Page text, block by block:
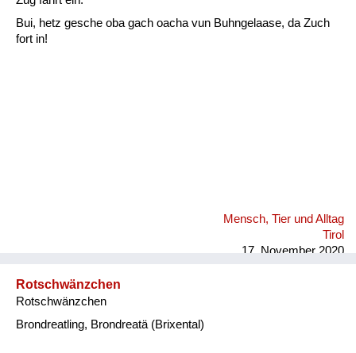
Bui, hetz gesche oba gach oacha vun Buhngelaase, da Zuch
fort in!
Mensch, Tier und Alltag
Tirol
17. November 2020
Rotschwänzchen
Rotschwänzchen
Brondreatling, Brondreatä (Brixental)